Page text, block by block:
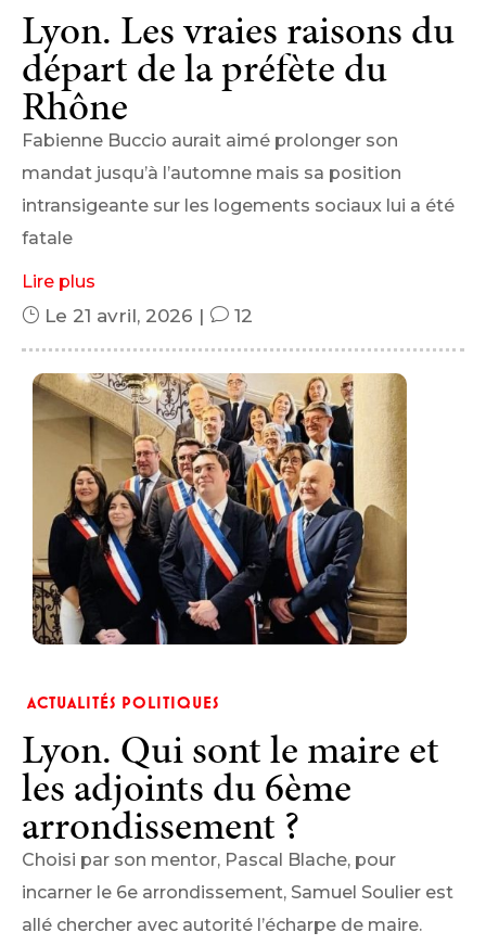
Lyon. Les vraies raisons du
départ de la préfète du
Rhône
Fabienne Buccio aurait aimé prolonger son
mandat jusqu’à l’automne mais sa position
intransigeante sur les logements sociaux lui a été
fatale
Lire plus
} Le 21 avril, 2026 | v 12
ACTUALITÉS POLITIQUES
Lyon. Qui sont le maire et
les adjoints du 6ème
arrondissement ?
Choisi par son mentor, Pascal Blache, pour
incarner le 6e arrondissement, Samuel Soulier est
allé chercher avec autorité l’écharpe de maire.